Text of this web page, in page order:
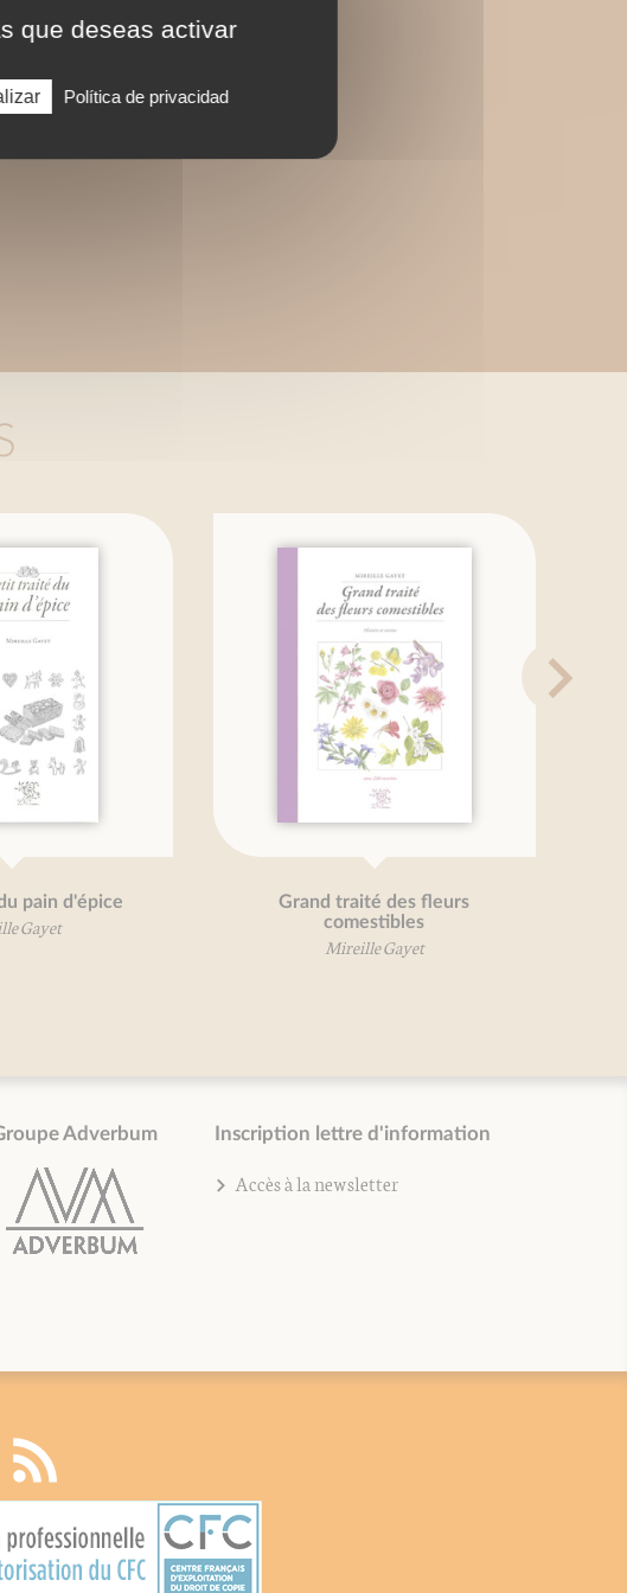
pain d'épice
Gayet
Grand traité des fleurs
comestibles
Mireille Gayet
Adverbum Inscription lettre d'information
Accès à la newsletter
que deseas activar
Política de privacidad